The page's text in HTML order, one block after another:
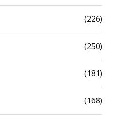
(226)
(250)
(181)
(168)